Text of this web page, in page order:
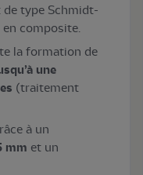
de type Schmidt-
en composite.
la formation de
une
(traitement
à un
mm et un